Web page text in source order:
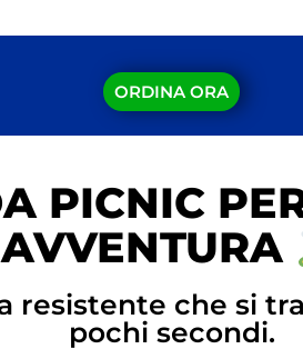
ORDINA ORA
PICNIC
AVVENTURA
resistente che si
pochi secondi.